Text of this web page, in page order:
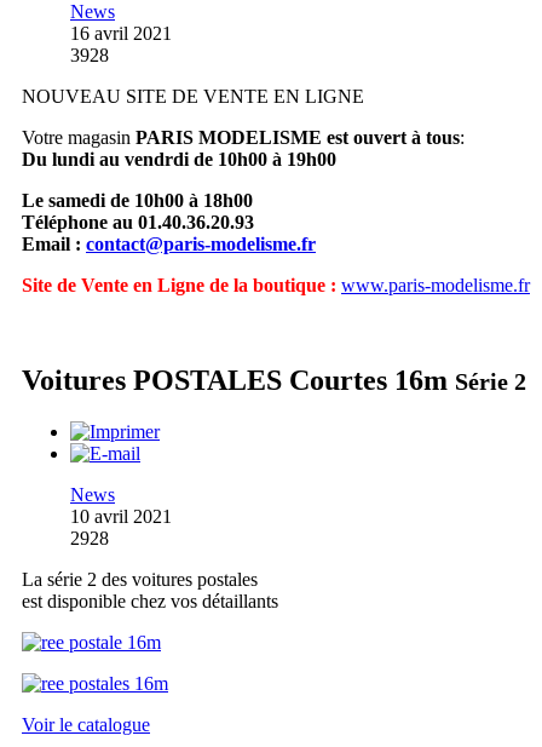
News
16 avril 2021
3928
NOUVEAU SITE DE VENTE EN LIGNE
Votre magasin PARIS MODELISME est ouvert à tous:
Du lundi au vendrdi de 10h00 à 19h00
Le samedi de 10h00 à 18h00
Téléphone au 01.40.36.20.93
Email : contact@paris-modelisme.fr
Site de Vente en Ligne de la boutique : www.paris-modelisme.fr
Voitures POSTALES Courtes 16m Série 2
News
10 avril 2021
2928
La série 2 des voitures postales
est disponible chez vos détaillants
Voir le catalogue